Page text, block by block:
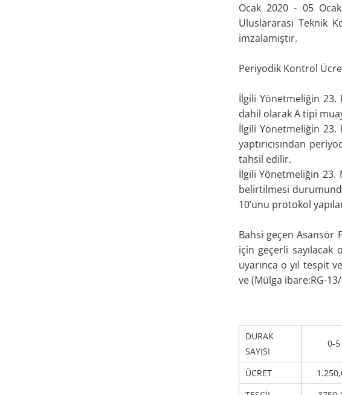
Ocak 2020 - 05
Uluslararası Teknik
imzalamıştır.
Periyodik Kontrol
İlgili Yönetmeliğin
dahil olarak A tipi
İlgili Yönetmeliğin 23.
yaptırıcısından
tahsil edilir.
İlgili Yönetmeliğin 23.
belirtilmesi
10’unu protokol
Bahsi geçen Asansör
için geçerli
uyarınca o yıl tespit
ve (Mülga ibare:RG-
DURAK
SAYISI
0-5
ÜCRET